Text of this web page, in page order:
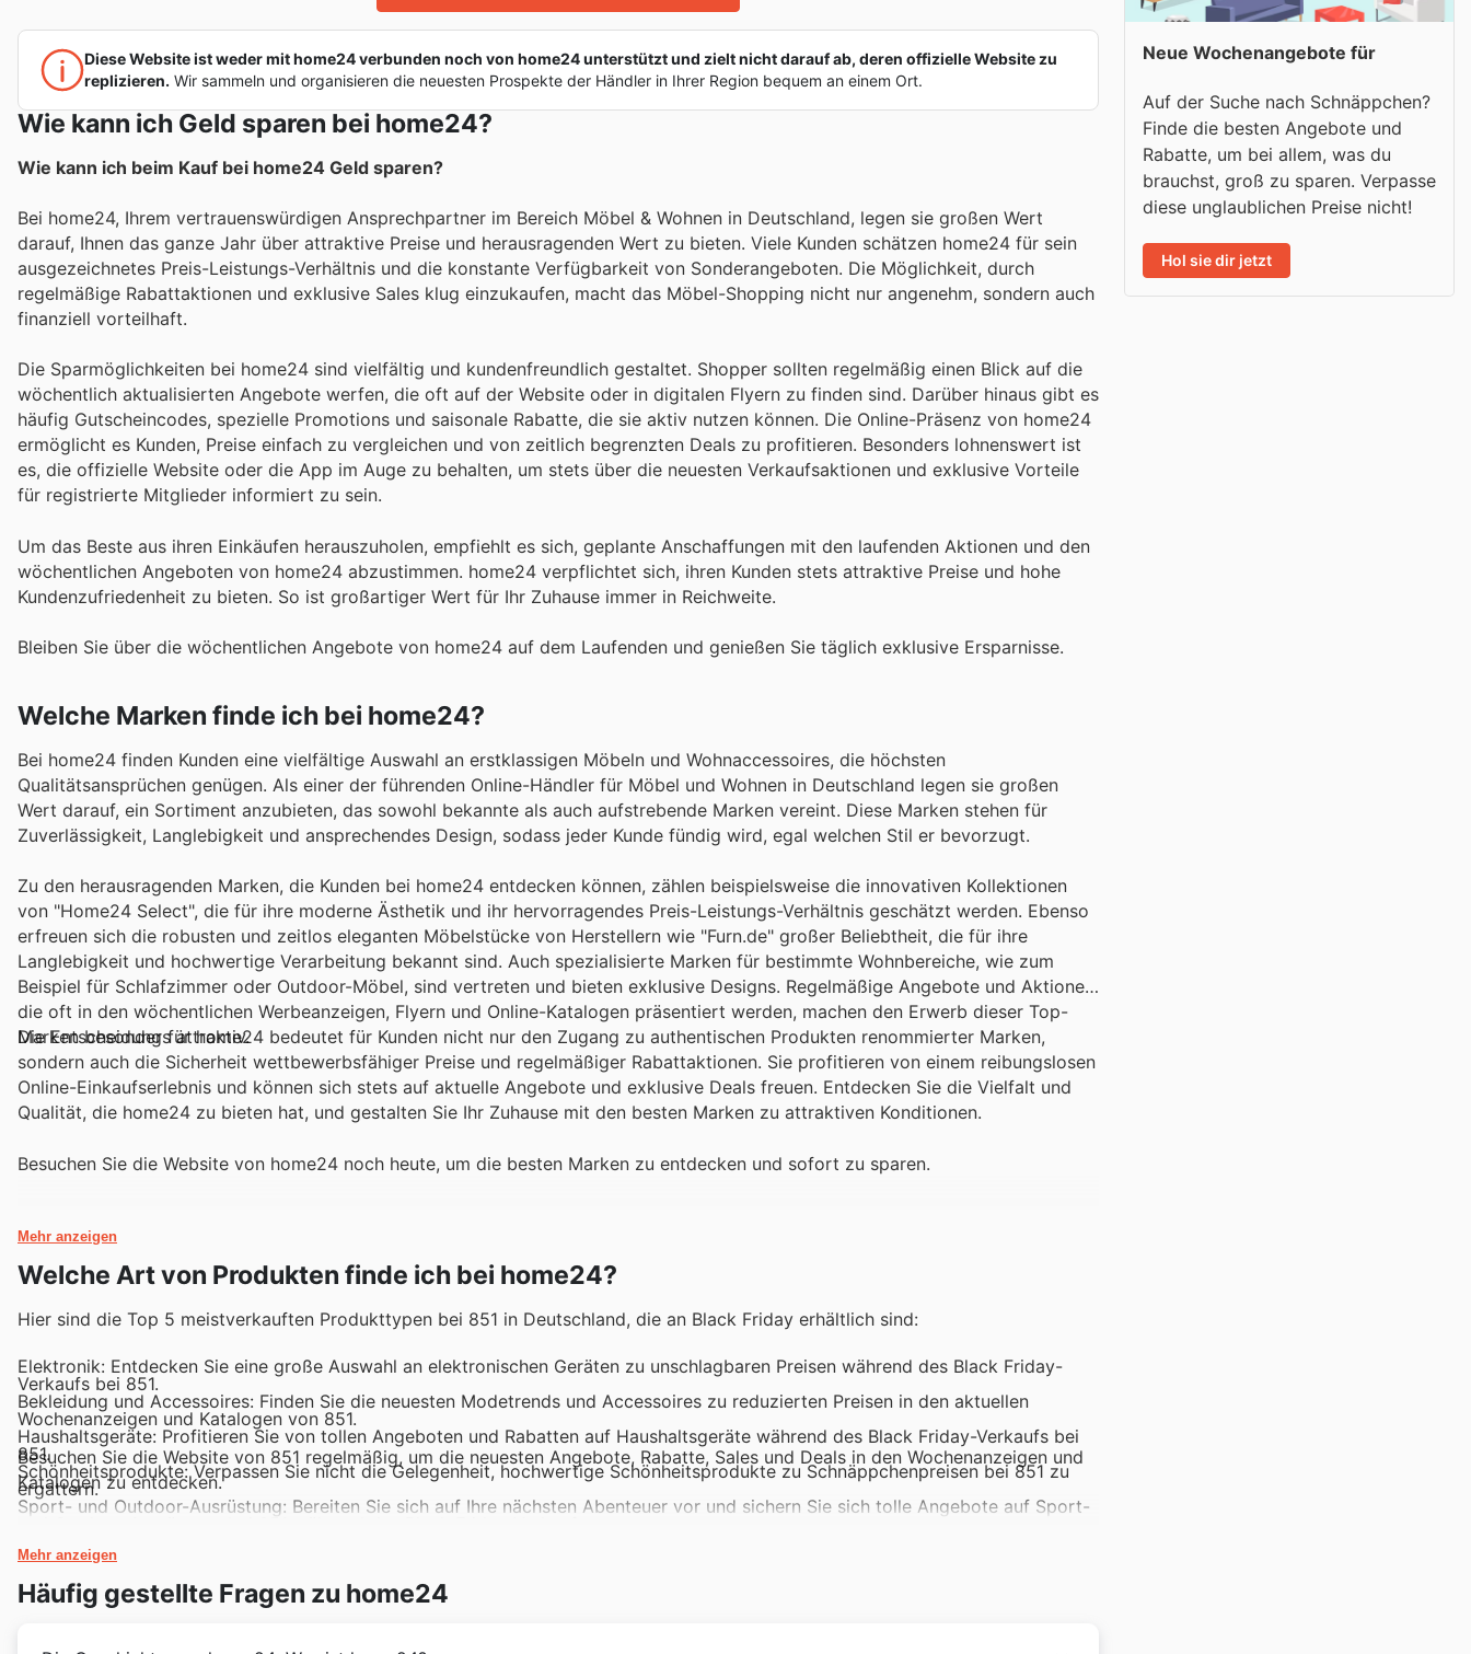
Diese Website ist weder mit home24 verbunden noch von home24 unterstützt und zielt nicht darauf ab, deren offizielle Website zu
replizieren. Wir sammeln und organisieren die neuesten Prospekte der Händler in Ihrer Region bequem an einem Ort.
Wie kann ich Geld sparen bei home24?
Wie kann ich beim Kauf bei home24 Geld sparen?
Bei home24, Ihrem vertrauenswürdigen Ansprechpartner im Bereich Möbel & Wohnen in Deutschland, legen sie großen Wert
darauf, Ihnen das ganze Jahr über attraktive Preise und herausragenden Wert zu bieten. Viele Kunden schätzen home24 für sein
ausgezeichnetes Preis-Leistungs-Verhältnis und die konstante Verfügbarkeit von Sonderangeboten. Die Möglichkeit, durch
regelmäßige Rabattaktionen und exklusive Sales klug einzukaufen, macht das Möbel-Shopping nicht nur angenehm, sondern auch
finanziell vorteilhaft.
Die Sparmöglichkeiten bei home24 sind vielfältig und kundenfreundlich gestaltet. Shopper sollten regelmäßig einen Blick auf die
wöchentlich aktualisierten Angebote werfen, die oft auf der Website oder in digitalen Flyern zu finden sind. Darüber hinaus gibt es
häufig Gutscheincodes, spezielle Promotions und saisonale Rabatte, die sie aktiv nutzen können. Die Online-Präsenz von home24
ermöglicht es Kunden, Preise einfach zu vergleichen und von zeitlich begrenzten Deals zu profitieren. Besonders lohnenswert ist
es, die offizielle Website oder die App im Auge zu behalten, um stets über die neuesten Verkaufsaktionen und exklusive Vorteile
für registrierte Mitglieder informiert zu sein.
Um das Beste aus ihren Einkäufen herauszuholen, empfiehlt es sich, geplante Anschaffungen mit den laufenden Aktionen und den
wöchentlichen Angeboten von home24 abzustimmen. home24 verpflichtet sich, ihren Kunden stets attraktive Preise und hohe
Kundenzufriedenheit zu bieten. So ist großartiger Wert für Ihr Zuhause immer in Reichweite.
Bleiben Sie über die wöchentlichen Angebote von home24 auf dem Laufenden und genießen Sie täglich exklusive Ersparnisse.
Welche Marken finde ich bei home24?
Bei home24 finden Kunden eine vielfältige Auswahl an erstklassigen Möbeln und Wohnaccessoires, die höchsten
Qualitätsansprüchen genügen. Als einer der führenden Online-Händler für Möbel und Wohnen in Deutschland legen sie großen
Wert darauf, ein Sortiment anzubieten, das sowohl bekannte als auch aufstrebende Marken vereint. Diese Marken stehen für
Zuverlässigkeit, Langlebigkeit und ansprechendes Design, sodass jeder Kunde fündig wird, egal welchen Stil er bevorzugt.
Zu den herausragenden Marken, die Kunden bei home24 entdecken können, zählen beispielsweise die innovativen Kollektionen
von "Home24 Select", die für ihre moderne Ästhetik und ihr hervorragendes Preis-Leistungs-Verhältnis geschätzt werden. Ebenso
erfreuen sich die robusten und zeitlos eleganten Möbelstücke von Herstellern wie "Furn.de" großer Beliebtheit, die für ihre
Langlebigkeit und hochwertige Verarbeitung bekannt sind. Auch spezialisierte Marken für bestimmte Wohnbereiche, wie zum
Beispiel für Schlafzimmer oder Outdoor-Möbel, sind vertreten und bieten exklusive Designs. Regelmäßige Angebote und Aktionen,
die oft in den wöchentlichen Werbeanzeigen, Flyern und Online-Katalogen präsentiert werden, machen den Erwerb dieser Top-
Marken besonders attraktiv.
Die Entscheidung für home24 bedeutet für Kunden nicht nur den Zugang zu authentischen Produkten renommierter Marken,
sondern auch die Sicherheit wettbewerbsfähiger Preise und regelmäßiger Rabattaktionen. Sie profitieren von einem reibungslosen
Online-Einkaufserlebnis und können sich stets auf aktuelle Angebote und exklusive Deals freuen. Entdecken Sie die Vielfalt und
Qualität, die home24 zu bieten hat, und gestalten Sie Ihr Zuhause mit den besten Marken zu attraktiven Konditionen.
Besuchen Sie die Website von home24 noch heute, um die besten Marken zu entdecken und sofort zu sparen.
Mehr anzeigen
Welche Art von Produkten finde ich bei home24?
Hier sind die Top 5 meistverkauften Produkttypen bei 851 in Deutschland, die an Black Friday erhältlich sind:
Elektronik: Entdecken Sie eine große Auswahl an elektronischen Geräten zu unschlagbaren Preisen während des Black Friday-
Verkaufs bei 851.
Bekleidung und Accessoires: Finden Sie die neuesten Modetrends und Accessoires zu reduzierten Preisen in den aktuellen
Wochenanzeigen und Katalogen von 851.
Haushaltsgeräte: Profitieren Sie von tollen Angeboten und Rabatten auf Haushaltsgeräte während des Black Friday-Verkaufs bei
851.
Schönheitsprodukte: Verpassen Sie nicht die Gelegenheit, hochwertige Schönheitsprodukte zu Schnäppchenpreisen bei 851 zu
ergattern.
Sport- und Outdoor-Ausrüstung: Bereiten Sie sich auf Ihre nächsten Abenteuer vor und sichern Sie sich tolle Angebote auf Sport-
Besuchen Sie die Website von 851 regelmäßig, um die neuesten Angebote, Rabatte, Sales und Deals in den Wochenanzeigen und
Katalogen zu entdecken.
Mehr anzeigen
Häufig gestellte Fragen zu home24
Neue Wochenangebote für
Auf der Suche nach Schnäppchen?
Finde die besten Angebote und
Rabatte, um bei allem, was du
brauchst, groß zu sparen. Verpasse
diese unglaublichen Preise nicht!
Hol sie dir jetzt